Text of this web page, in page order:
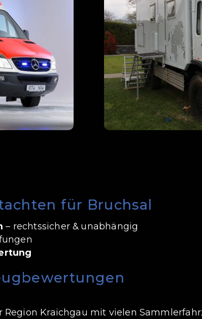
für Bruchsal
– rechtssicher & unabhängig
Kraichgau mit vielen